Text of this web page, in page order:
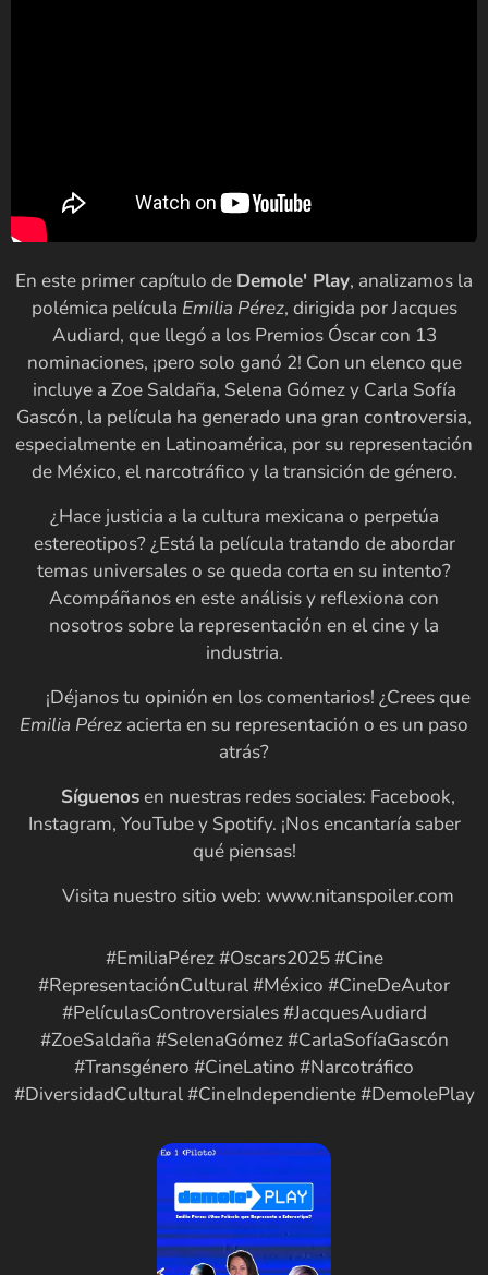
En este primer capítulo de Demole' Play, analizamos la
polémica película Emilia Pérez, dirigida por Jacques
Audiard, que llegó a los Premios Óscar con 13
nominaciones, ¡pero solo ganó 2! Con un elenco que
incluye a Zoe Saldaña, Selena Gómez y Carla Sofía
Gascón, la película ha generado una gran controversia,
especialmente en Latinoamérica, por su representación
de México, el narcotráfico y la transición de género.
¿Hace justicia a la cultura mexicana o perpetúa
estereotipos? ¿Está la película tratando de abordar
temas universales o se queda corta en su intento?
Acompáñanos en este análisis y reflexiona con
nosotros sobre la representación en el cine y la
industria.
🔍 ¡Déjanos tu opinión en los comentarios! ¿Crees que
Emilia Pérez acierta en su representación o es un paso
atrás?
Síguenosen nuestras redes sociales: Facebook,
Instagram, YouTube y Spotify. ¡Nos encantaría saber
qué piensas!
🌐 Visita nuestro sitio web: www.nitanspoiler.com
#EmiliaPérez #Oscars2025 #Cine
#RepresentaciónCultural #México #CineDeAutor
#PelículasControversiales #JacquesAudiard
#ZoeSaldaña #SelenaGómez #CarlaSofíaGascón
#Transgénero #CineLatino #Narcotráfico
#DiversidadCultural #CineIndependiente #DemolePlay